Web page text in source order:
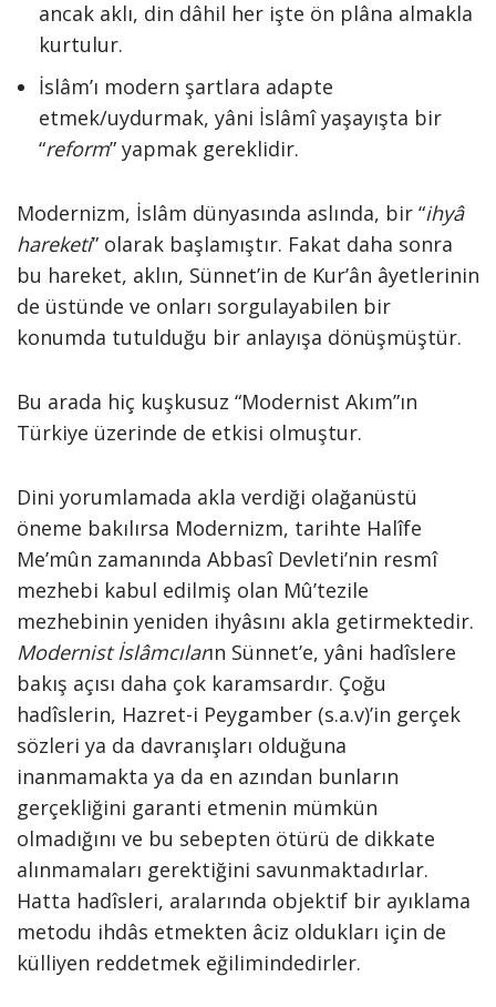
ancak aklı, din dâhil her işte ön plâna almakla
kurtulur.
İslâm’ı modern şartlara adapte
etmek/uydurmak, yâni İslâmî yaşayışta bir
“reform” yapmak gereklidir.
Modernizm, İslâm dünyasında aslında, bir “ihyâ
hareketi” olarak başlamıştır. Fakat daha sonra
bu hareket, aklın, Sünnet’in de Kur’ân âyetlerinin
de üstünde ve onları sorgulayabilen bir
konumda tutulduğu bir anlayışa dönüşmüştür.
Bu arada hiç kuşkusuz “Modernist Akım”ın
Türkiye üzerinde de etkisi olmuştur.
Dini yorumlamada akla verdiği olağanüstü
öneme bakılırsa Modernizm, tarihte Halîfe
Me’mûn zamanında Abbasî Devleti’nin resmî
mezhebi kabul edilmiş olan Mû’tezile
mezhebinin yeniden ihyâsını akla getirmektedir.
Modernist İslâmcıların Sünnet’e, yâni hadîslere
bakış açısı daha çok karamsardır. Çoğu
hadîslerin, Hazret-i Peygamber (s.a.v)’in gerçek
sözleri ya da davranışları olduğuna
inanmamakta ya da en azından bunların
gerçekliğini garanti etmenin mümkün
olmadığını ve bu sebepten ötürü de dikkate
alınmamaları gerektiğini savunmaktadırlar.
Hatta hadîsleri, aralarında objektif bir ayıklama
metodu ihdâs etmekten âciz oldukları için de
külliyen reddetmek eğilimindedirler.